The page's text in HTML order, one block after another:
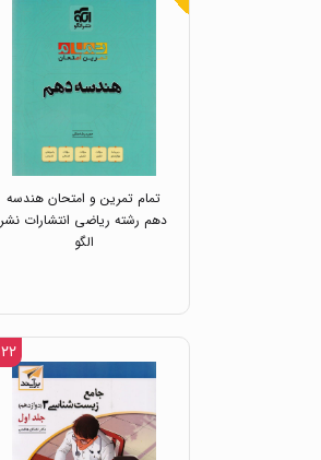
تمام تمرین و امتحان هندسه
دهم رشته ریاضی انتشارات نشر
الگو
۲۲ %